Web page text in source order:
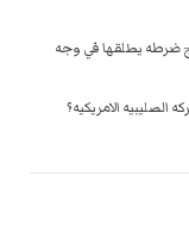
ضرطه يطلقها في وجه
الصليبيه الامريكيه؟